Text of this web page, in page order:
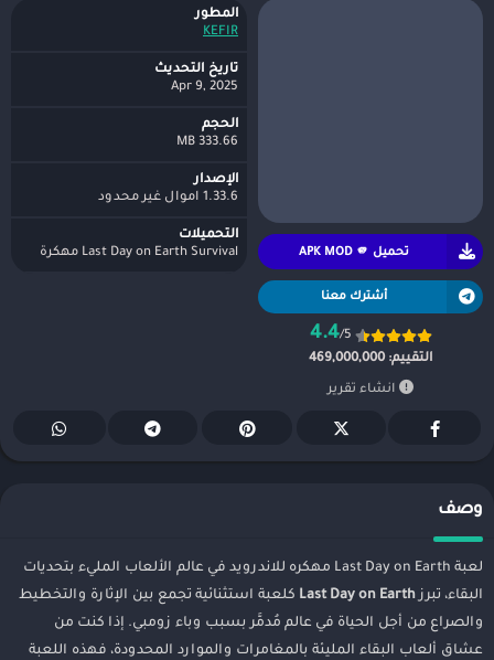
تحميل APK MOD 🫵
أشترك معنا
4.4/5
التقييم:469,000,000
انشاء تقرير
المطور
KEFIR‏
تاريخ التحديث
Apr 9, 2025
الحجم
333.66 MB
الإصدار
1.33.6 اموال غير محدود
التحميلات
Last Day on Earth Survival مهكرة
وصف
لعبة Last Day on Earth مهكره للاندرويد في عالم الألعاب المليء بتحديات
البقاء، تبرزLast Day on Earth كلعبة استثنائية تجمع بين الإثارة والتخطيط
والصراع من أجل الحياة في عالم مُدمَّر بسبب وباء زومبي. إذا كنت من
عشاق ألعاب البقاء المليئة بالمغامرات والموارد المحدودة، فهذه اللعبة